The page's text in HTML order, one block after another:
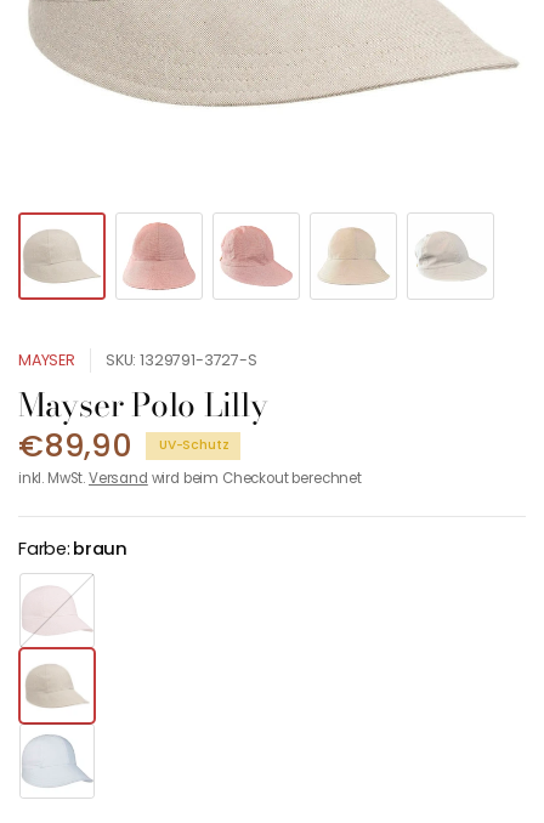
MAYSER SKU: 1329791-3727-S
Mayser Polo Lilly
€89,90 UV-Schutz
inkl. MwSt.Versand wird beim Checkout berechnet
Farbe: braun
o
t